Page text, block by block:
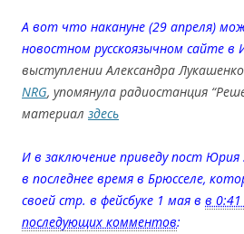
А вот что накануне (29 апреля)
новостном русскоязычном сайте в
выступлении Александра
NRG, упомянула радиостанция
материал здесь
И в заключение приведу пост Юрия
в последнее время в Брюсселе,
своей стр. в фейсбуке 1 мая в в
последующих комментов: